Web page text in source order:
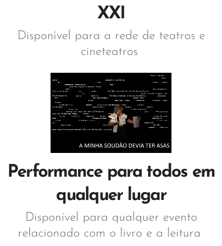
XXI
Disponível para a rede de teatros e
cineteatros
Performance para todos em
qualquer lugar
Disponível para qualquer evento
relacionado com o livro e a leitura